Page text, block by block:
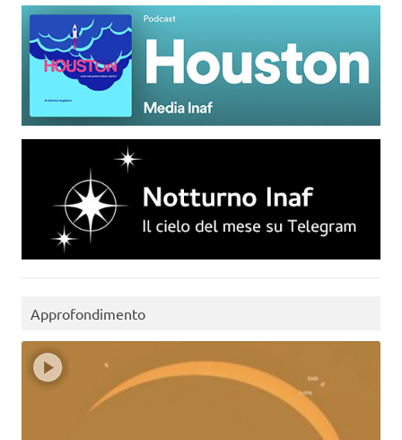
Approfondimento